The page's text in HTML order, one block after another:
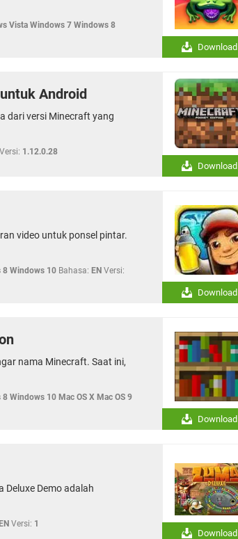
Vista Windows 7 Windows 8
Download
Android
dari versi Minecraft yang
Versi: 1.12.0.28
Download
video untuk ponsel pintar.
8 Windows 10 Bahasa: EN Versi:
Download
nama Minecraft. Saat ini,
Windows 10 Mac OS X Mac OS 9
Download
Deluxe Demo adalah
Versi: 1
Download